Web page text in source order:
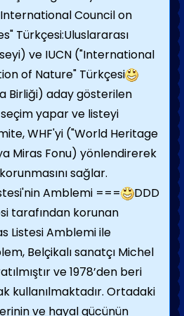
Council on
Türkçesi:Uluslararası
ve IUCN ("International
of Nature" Türkçesi
Birliği) aday gösterilen
yapar ve listeyi
WHF'yi ("World Heritage
Miras Fonu) yönlendirerek
sağlar.
Amblemi ===
DDD
tarafından korunan
Listesi Amblemi ile
Belçikalı sanatçı Michel
ve 1978’den beri
kullanılmaktadır. Ortadaki
ve hayal gücünün